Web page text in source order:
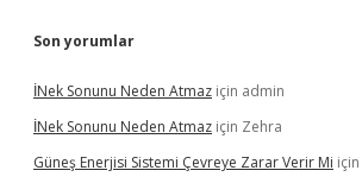
Son yorumlar
İNek Sonunu Neden Atmaz için admin
İNek Sonunu Neden Atmaz için Zehra
Güneş Enerjisi Sistemi Çevreye Zarar Verir Mi için